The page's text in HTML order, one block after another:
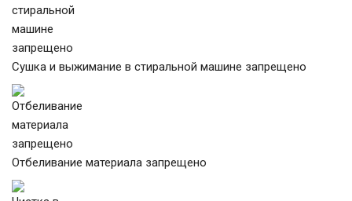
Сушка и выжимание в стиральной машине запрещено
Отбеливание материала запрещено